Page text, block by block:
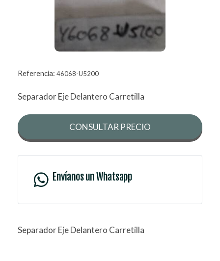
Referencia: 46068-U5200
Separador Eje Delantero Carretilla
CONSULTAR PRECIO
Envíanos un Whatsapp
Separador Eje Delantero Carretilla